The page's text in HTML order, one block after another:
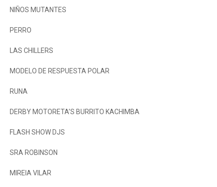
NIÑOS MUTANTES
PERRO
LAS CHILLERS
MODELO DE RESPUESTA POLAR
RUNA
DERBY MOTORETA’S BURRITO KACHIMBA
FLASH SHOW DJS
SRA ROBINSON
MIREIA VILAR